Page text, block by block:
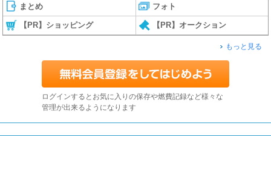
まとめ フォト
【PR】ショッピング 【PR】オークション
もっと見る
ログインするとお気に入りの保存や燃費記録など様々な
管理が出来るようになります